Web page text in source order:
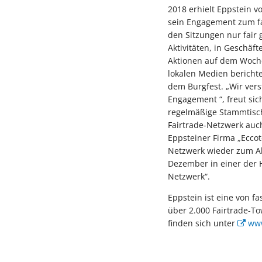
2018 erhielt Eppstein
sein Engagement zum
den Sitzungen nur fair
Aktivitäten, in
Aktionen auf dem
lokalen Medien
dem Burgfest. „Wir
Engagement “, freut
regelmäßige
Fairtrade-Netzwerk
Eppsteiner Firma
Netzwerk wieder zum
Dezember in einer der
Netzwerk“.
Eppstein ist eine von
über 2.000 Fairtrade-
finden sich unter